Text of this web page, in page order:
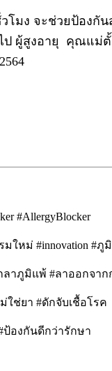
โมง จะช่วยป้องกั
ป ผู้สูงอายุ คุณแม่
#AllergyBlocker
มใหม่ #innovation #
าภูมิแพ้ #ลาออกจา
ใช่ยา #ดักจับเชื้อโรค
#ป้องกันดีกว่ารักษา